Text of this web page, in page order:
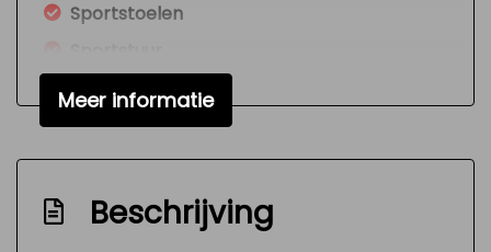
Sportstoelen
Stuur leder
Stuur leder en multifunctioneel
Stuur verstelbaar
Stuurbekrachtiging
Stuurbekrachtiging snelheidsafhankelijk
Meer informatie
Beschrijving